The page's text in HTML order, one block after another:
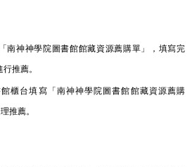
n
南神神學院圖書館館藏資源薦購單」，填寫完
行推薦。
館櫃台填寫「南神神學院圖書館館藏資源薦購
推薦。